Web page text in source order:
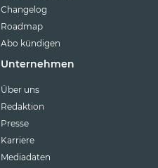
Changelog
Roadmap
Abo kündigen
Unternehmen
Über uns
Redaktion
Presse
Karriere
Mediadaten